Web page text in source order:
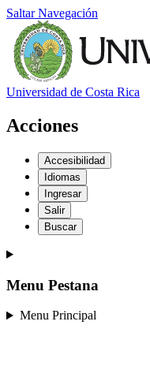
Saltar Navegación
Universidad de Costa Rica
Acciones
Accesibilidad
Idiomas
Ingresar
Salir
Buscar
Menu Pestana
Menu Principal